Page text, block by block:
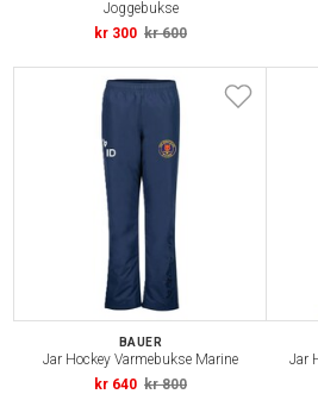
Joggebukse
kr 300 kr 600
BAUER
Jar Hockey Varmebukse Marine
kr 640 kr 800
Jar